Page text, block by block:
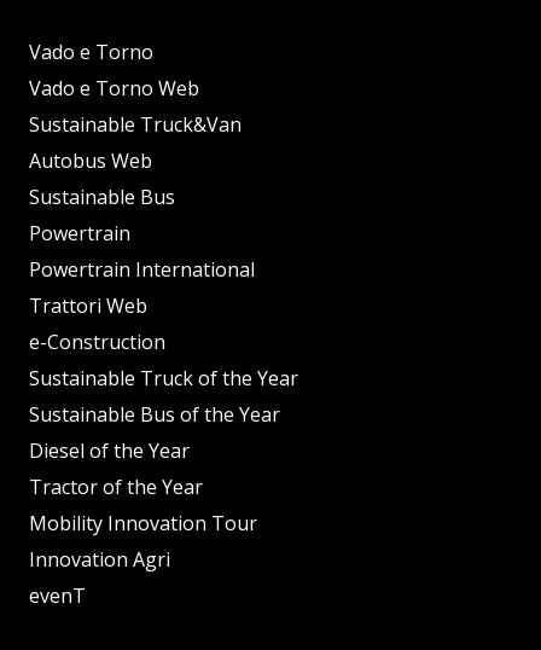
Vado e Torno
Vado e Torno Web
Sustainable Truck&Van
Autobus Web
Sustainable Bus
Powertrain
Powertrain International
Trattori Web
e-Construction
Sustainable Truck of the Year
Sustainable Bus of the Year
Diesel of the Year
Tractor of the Year
Mobility Innovation Tour
Innovation Agri
evenT